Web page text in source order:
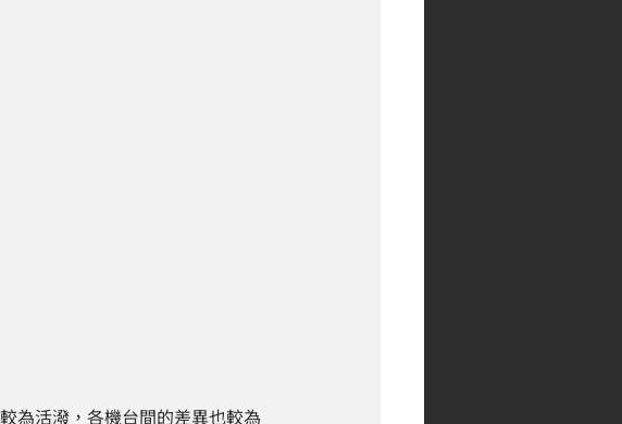
為活潑，各機台間的差異也較為